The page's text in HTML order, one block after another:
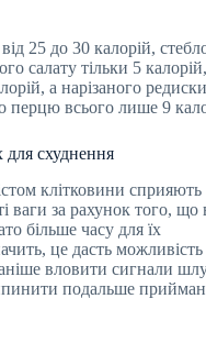
25 до 30 калорій,
салату тільки 5
а нарізаного
перцю всього лише 9
для схуднення
клітковини сприяють
ваги за рахунок того, що
більше часу для їх
це дасть можливість
вловити сигнали
подальше